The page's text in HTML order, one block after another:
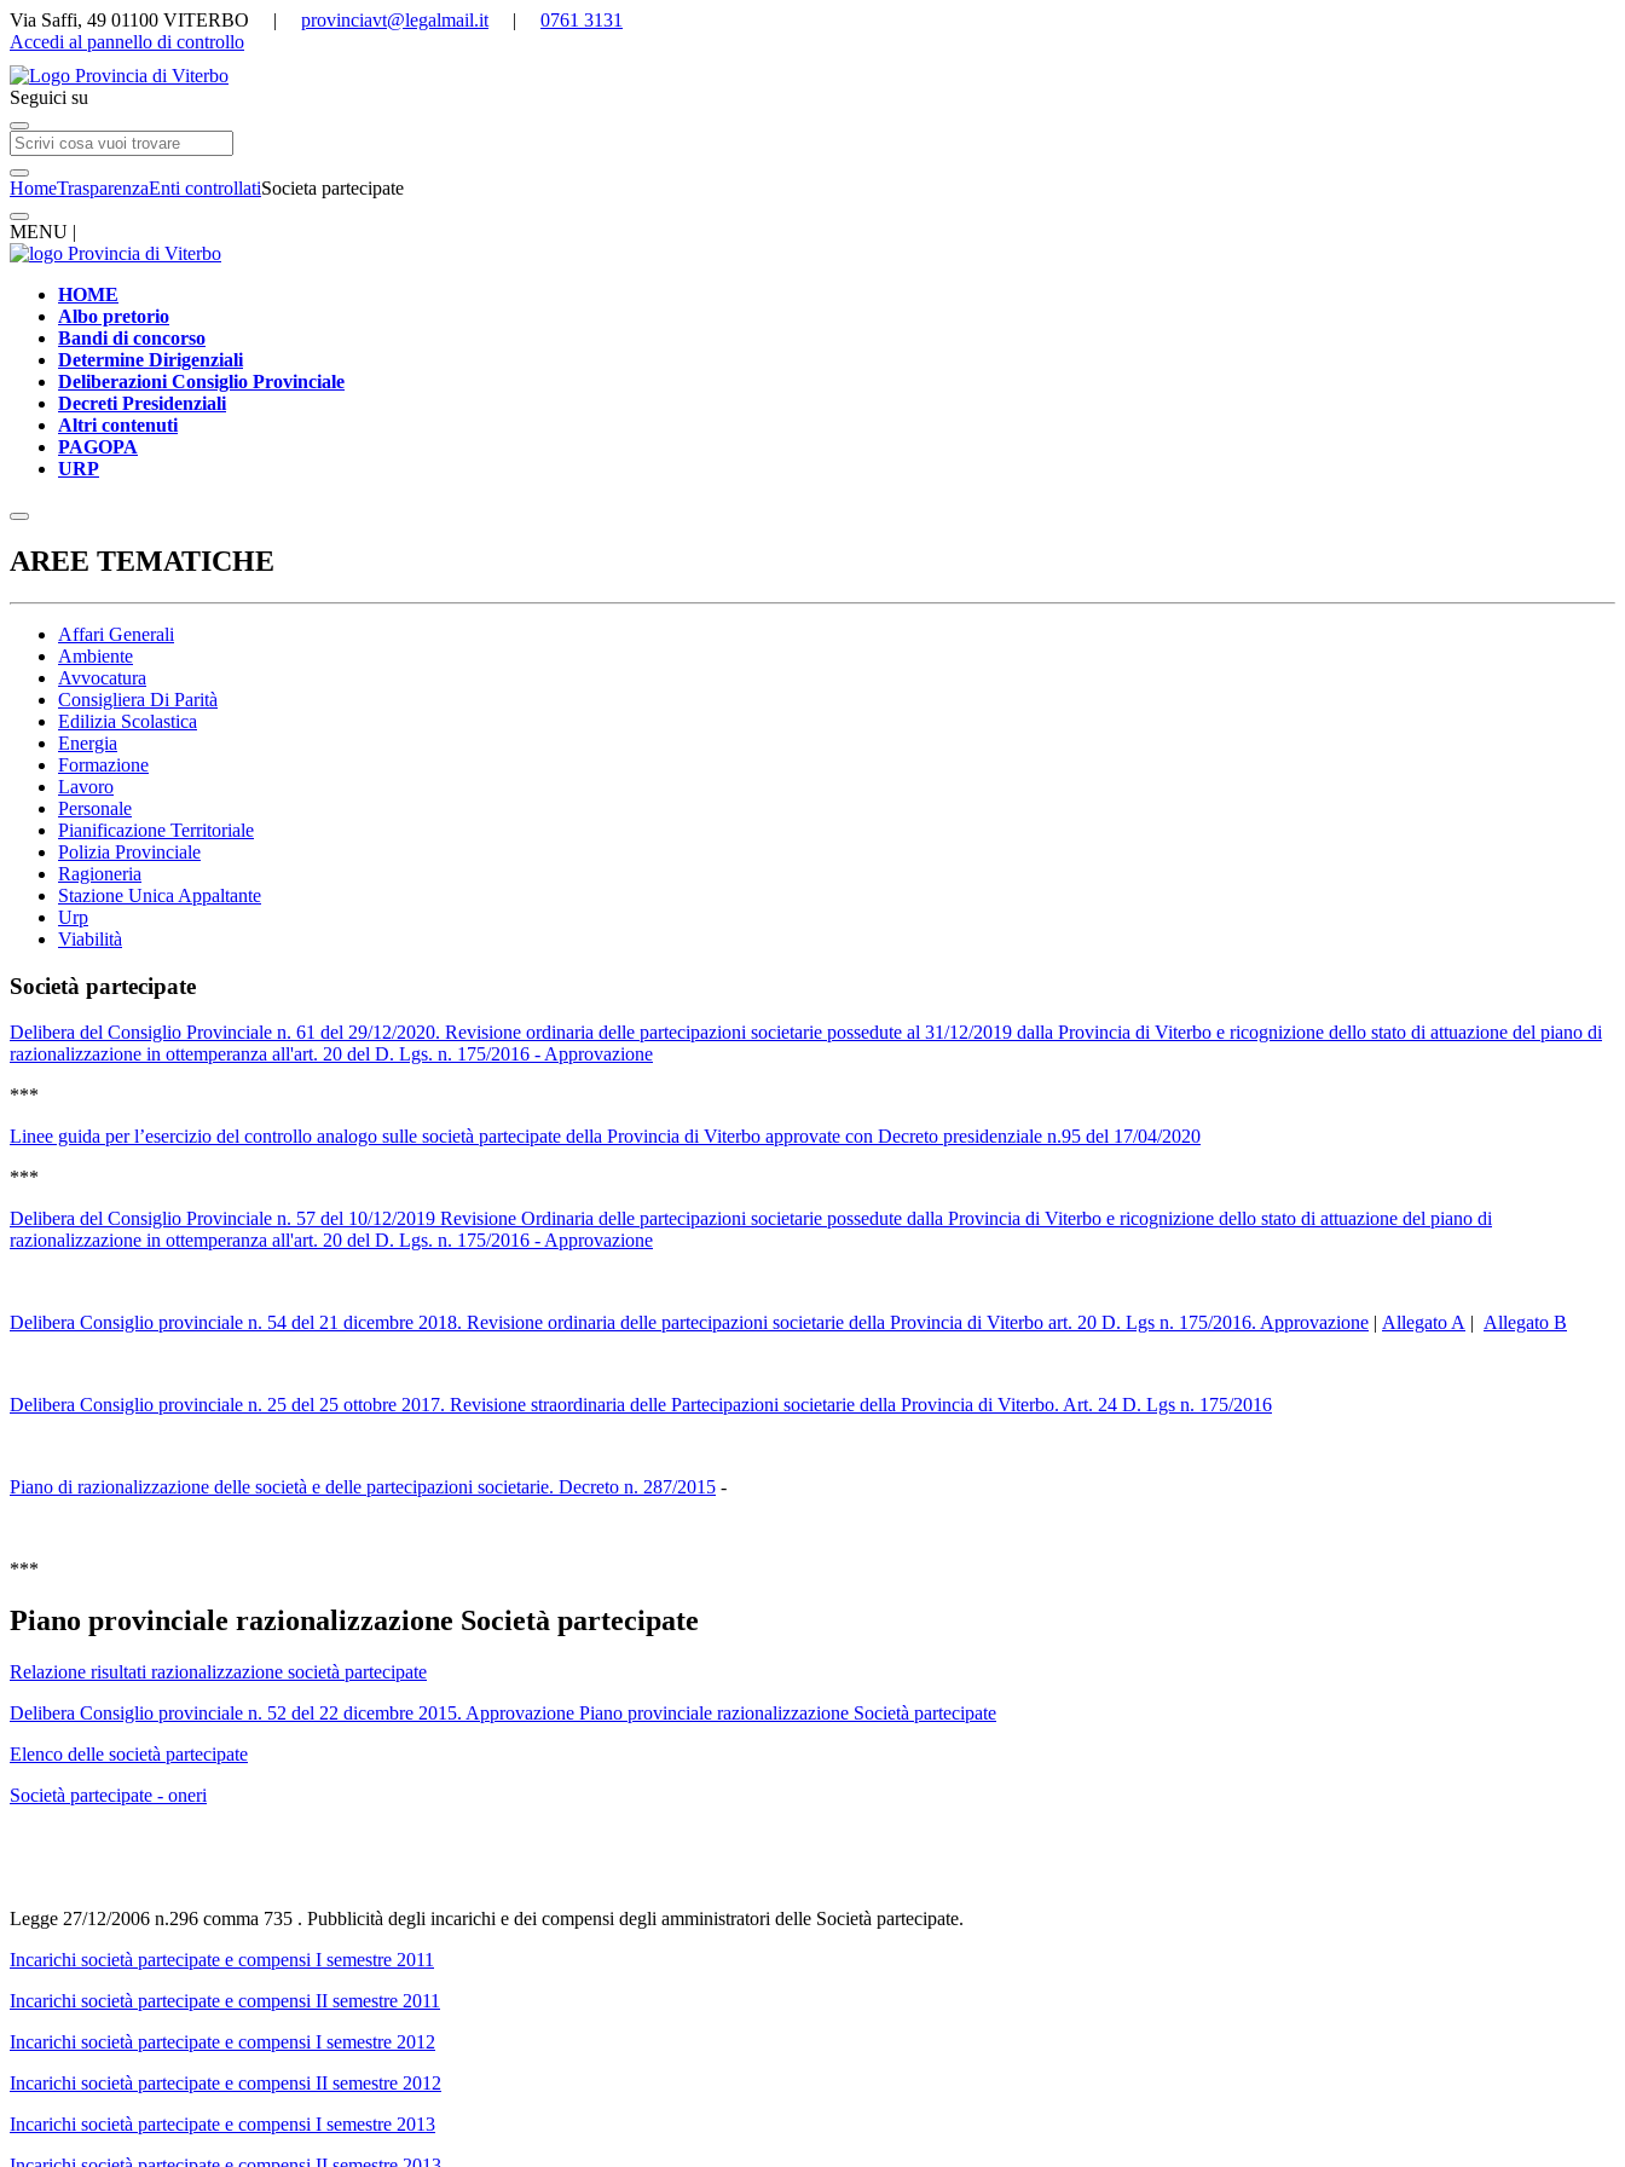
Via Saffi, 49 01100 VITERBO | provinciavt@legalmail.it | 0761 3131
Accedi al pannello di controllo
Seguici su
HomeTrasparenzaEnti controllatiSocieta partecipate
MENU |
HOME
Albo pretorio
Bandi di concorso
Determine Dirigenziali
Deliberazioni Consiglio Provinciale
Decreti Presidenziali
Altri contenuti
PAGOPA
URP
AREE TEMATICHE
Affari Generali
Ambiente
Avvocatura
Consigliera Di Parità
Edilizia Scolastica
Energia
Formazione
Lavoro
Personale
Pianificazione Territoriale
Polizia Provinciale
Ragioneria
Stazione Unica Appaltante
Urp
Viabilità
Società partecipate
Delibera del Consiglio Provinciale n. 61 del 29/12/2020. Revisione ordinaria delle partecipazioni societarie possedute al 31/12/2019 dalla Provincia di Viterbo e ricognizione dello stato di attuazione del piano di
razionalizzazione in ottemperanza all'art. 20 del D. Lgs. n. 175/2016 - Approvazione
***
Linee guida per l’esercizio del controllo analogo sulle società partecipate della Provincia di Viterbo approvate con Decreto presidenziale n.95 del 17/04/2020
***
Delibera del Consiglio Provinciale n. 57 del 10/12/2019 Revisione Ordinaria delle partecipazioni societarie possedute dalla Provincia di Viterbo e ricognizione dello stato di attuazione del piano di
razionalizzazione in ottemperanza all'art. 20 del D. Lgs. n. 175/2016 - Approvazione
Delibera Consiglio provinciale n. 54 del 21 dicembre 2018. Revisione ordinaria delle partecipazioni societarie della Provincia di Viterbo art. 20 D. Lgs n. 175/2016. Approvazione | Allegato A | Allegato B
Delibera Consiglio provinciale n. 25 del 25 ottobre 2017. Revisione straordinaria delle Partecipazioni societarie della Provincia di Viterbo. Art. 24 D. Lgs n. 175/2016
Piano di razionalizzazione delle società e delle partecipazioni societarie. Decreto n. 287/2015 -
***
Piano provinciale razionalizzazione Società partecipate
Relazione risultati razionalizzazione società partecipate
Delibera Consiglio provinciale n. 52 del 22 dicembre 2015. Approvazione Piano provinciale razionalizzazione Società partecipate
Elenco delle società partecipate
Società partecipate - oneri
Legge 27/12/2006 n.296 comma 735 . Pubblicità degli incarichi e dei compensi degli amministratori delle Società partecipate.
Incarichi società partecipate e compensi I semestre 2011
Incarichi società partecipate e compensi II semestre 2011
Incarichi società partecipate e compensi I semestre 2012
Incarichi società partecipate e compensi II semestre 2012
Incarichi società partecipate e compensi I semestre 2013